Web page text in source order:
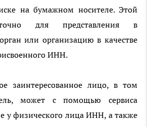
на бумажном носителе. Этой
для представления в
или организацию в качестве
ИНН.
заинтересованное лицо, в том
может с помощью сервиса
у физического лица ИНН, а также